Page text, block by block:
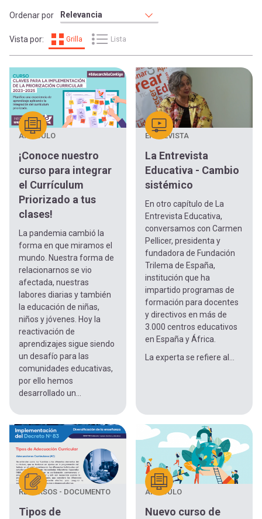
cuenta
Mobile]
Menú
entrar
mi
cuenta
la
navegación
Ordenar por
Vista por: Grilla Lista
ARTÍCULO
¡Conoce nuestro
curso para integrar
el Currículum
Priorizado a tus
clases!
La pandemia cambió la
forma en que miramos el
mundo. Nuestra forma de
relacionarnos se vio
afectada, nuestras
labores diarias y también
la educación de niñas,
niños y jóvenes. Hoy la
reactivación de
aprendizajes sigue siendo
un desafío para las
comunidades educativas,
por ello hemos
desarrollado un...
ENTREVISTA
La Entrevista
Educativa - Cambio
sistémico
En otro capítulo de La
Entrevista Educativa,
conversamos con Carmen
Pellicer, presidenta y
fundadora de Fundación
Trilema de España,
institución que ha
impartido programas de
formación para docentes
y directivos en más de
3.000 centros educativos
en España y África.
La experta se refiere al...
RECURSOS - DOCUMENTO
Tipos de
ARTÍCULO
Nuevo curso de